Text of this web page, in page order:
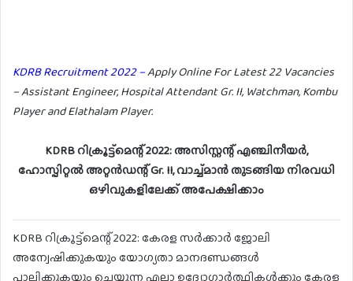
KDRB Recruitment 2022 –Apply Online For Latest 22 Vacancies
– Assistant Engineer, Hospital Attendant Gr. II, Watchman, Kombu
Player and Elathalam Player.
KDRB റിക്രൂട്ട്‌മെന്റ് 2022: അസിസ്റ്റന്റ് എഞ്ചിനീയർ,
ഹോസ്പിറ്റൽ അറ്റൻഡന്റ് Gr. II, വാച്ച്മാൻ തുടങ്ങിയ നിരവധി
ഒഴിവുകളിലേക്ക് അപേക്ഷിക്കാം
KDRB റിക്രൂട്ട്‌മെന്റ് 2022: കേരള സർക്കാർ ജോലി
അന്വേഷിക്കുകയും യോഗ്യതാ മാനദണ്ഡങ്ങൾ
പാലിക്കുകയും ചെയ്യുന്ന എല്ലാ ഉദ്യോഗാർത്ഥികൾക്കും കേരള